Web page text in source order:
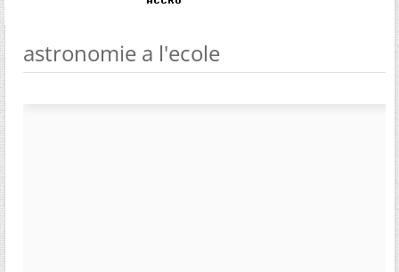
astronomie a l'ecole